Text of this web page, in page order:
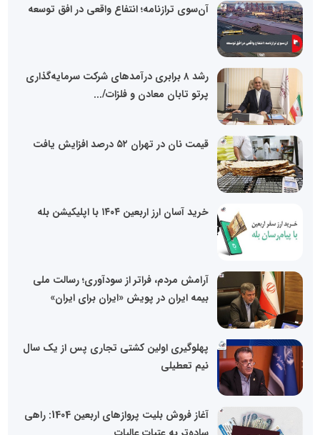
آن‌سوی ترازنامه؛ انتفاع واقعی در افق توسعه
رشد ۸ برابری درآمدهای شرکت سرمایه‌گذاری
پرتو تابان معادن و فلزات/...
قیمت نان در تهران ۵۲ درصد افزایش یافت
خرید آسان ارز اربعین ۱۴۰۴ با اپلیکیشن بله
آرامش مردم، فراتر از سودآوری؛ رسالت ملی
بیمه ایران در پویش «ایران برای ایران»
پهلوگیری اولین کشتی تجاری پس از یک سال
نیم تعطیلی
آغاز فروش بلیت پروازهای اربعین 1404: راهی